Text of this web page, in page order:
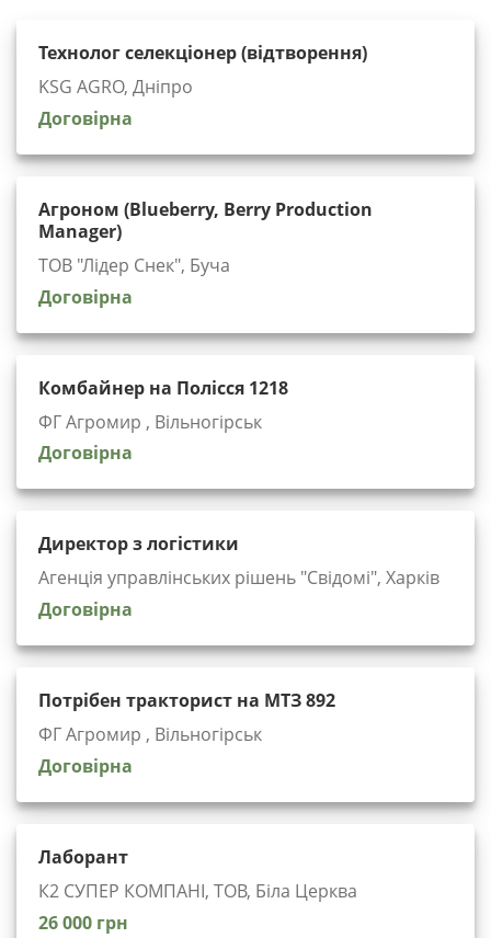
Технолог селекціонер (відтворення)
KSG AGRO, Дніпро
Договірна
Агроном (Blueberry, Berry Production
Manager)
ТОВ "Лідер Снек", Буча
Договірна
Комбайнер на Полісся 1218
ФГ Агромир , Вільногірськ
Договірна
Директор з логістики
Агенція управлінських рішень "Cвідомі", Харків
Договірна
Потрібен тракторист на МТЗ 892
ФГ Агромир , Вільногірськ
Договірна
Лаборант
К2 СУПЕР КОМПАНІ, ТОВ, Біла Церква
26 000 грн